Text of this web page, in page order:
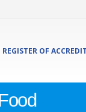
REGISTER OF